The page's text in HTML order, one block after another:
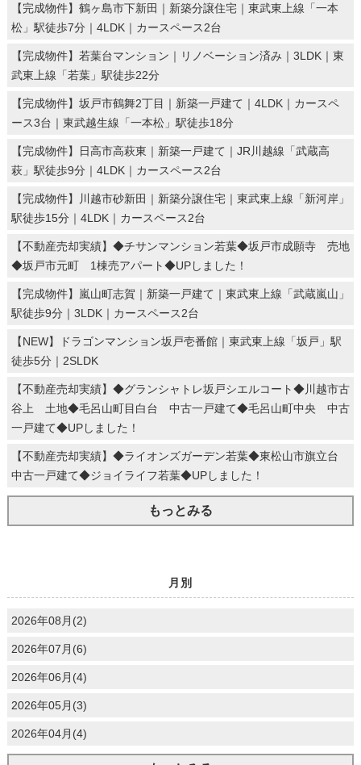
【完成物件】鶴ヶ島市下新田｜新築分譲住宅｜東武東上線「一本
松」駅徒歩7分｜4LDK｜カースペース2台
【完成物件】若葉台マンション｜リノベーション済み｜3LDK｜東
武東上線「若葉」駅徒歩22分
【完成物件】坂戸市鶴舞2丁目｜新築一戸建て｜4LDK｜カースペ
ース3台｜東武越生線「一本松」駅徒歩18分
【完成物件】日高市高萩東｜新築一戸建て｜JR川越線「武蔵高
萩」駅徒歩9分｜4LDK｜カースペース2台
【完成物件】川越市砂新田｜新築分譲住宅｜東武東上線「新河岸」
駅徒歩15分｜4LDK｜カースペース2台
【不動産売却実績】◆チサンマンション若葉◆坂戸市成願寺 売地
◆坂戸市元町 1棟売アパート◆UPしました！
【完成物件】嵐山町志賀｜新築一戸建て｜東武東上線「武蔵嵐山」
駅徒歩9分｜3LDK｜カースペース2台
【NEW】ドラゴンマンション坂戸壱番館｜東武東上線「坂戸」駅
徒歩5分｜2SLDK
【不動産売却実績】◆グランシャトレ坂戸シエルコート◆川越市古
谷上 土地◆毛呂山町目白台 中古一戸建て◆毛呂山町中央 中古
一戸建て◆UPしました！
【不動産売却実績】◆ライオンズガーデン若葉◆東松山市旗立台
中古一戸建て◆ジョイライフ若葉◆UPしました！
もっとみる
月別
2026年08月(2)
2026年07月(6)
2026年06月(4)
2026年05月(3)
2026年04月(4)